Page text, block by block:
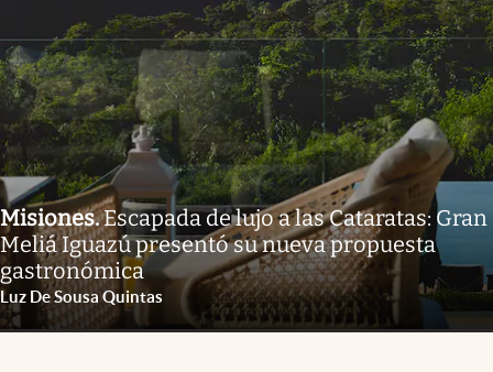
Misiones.Escapada de lujo a las Cataratas: Gran
Meliá Iguazú presentó su nueva propuesta
gastronómica
Luz De Sousa Quintas